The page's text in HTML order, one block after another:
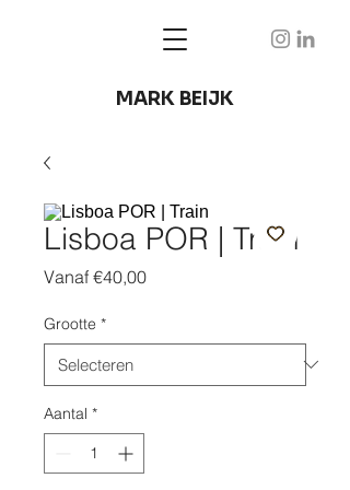
MARK BEIJK
Lisboa POR | Train
Vanaf €40,00Verkoopprijs
Grootte *
Aantal *